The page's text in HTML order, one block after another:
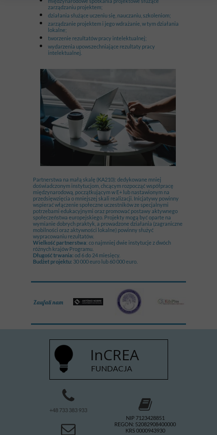
Zaufali nam
InCREA
FUNDACJA
+48 733 383 933
NIP 7123428851
REGON: 52082908400000
KRS 0000943930
Partnerstwa na małą skalę (KA210): dedykowane mniej
doświadczonym instytucjom, chcącym rozpocząć współpracę
międzynarodową, początkującym w E+ lub nastawionym na
przedsięwzięcia o mniejszej skali realizacji. Inicjatywy powinny
wspierać włączenie społeczne uczestników ze specjalnymi
potrzebami edukacyjnymi oraz promować postawy aktywnego
społeczeństwa europejskiego. Projekty mogą być oparte na
wymianie dobrych praktyk, a prowadzone działania (zagraniczne
mobilności oraz aktywności lokalne) powinny służyć
wypracowaniu rezultatów.
Wielkość partnerstwa: co najmniej dwie instytucje z dwóch
różnych krajów Programu.
Długość trwania: od 6 do 24 miesięcy.
Budżet projektu: 30 000 euro lub 60 000 euro.
zarządzaniu projektem;
działania służące uczeniu się, nauczaniu, szkoleniom;
zarządzanie projektem i jego wdrażanie, w tym działania
lokalne;
tworzenie rezultatów pracy intelektualnej;
wydarzenia upowszechniające rezultaty pracy
intelektualnej.